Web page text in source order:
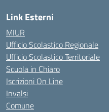
Link Esterni
MIUR
Ufficio Scolastico Regionale
Ufficio Scolastico Territoriale
Scuola in Chiaro
Iscrizioni On Line
Invalsi
Comune